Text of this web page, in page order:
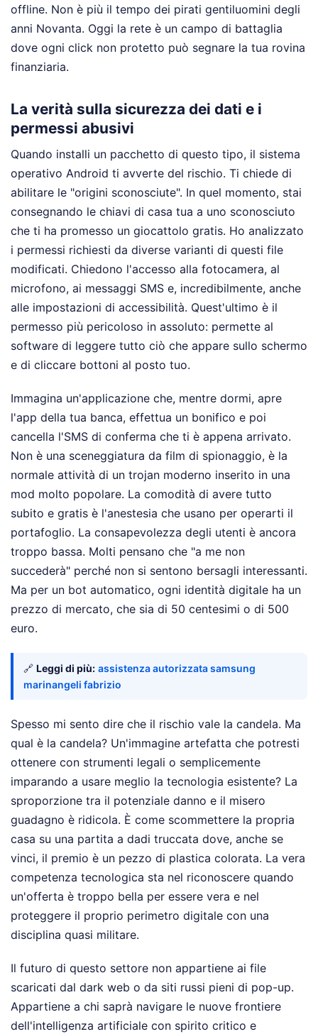
offline. Non è più il tempo dei pirati gentiluomini degli
anni Novanta. Oggi la rete è un campo di battaglia
dove ogni click non protetto può segnare la tua rovina
finanziaria.
La verità sulla sicurezza dei dati e i
permessi abusivi
Quando installi un pacchetto di questo tipo, il sistema
operativo Android ti avverte del rischio. Ti chiede di
abilitare le "origini sconosciute". In quel momento, stai
consegnando le chiavi di casa tua a uno sconosciuto
che ti ha promesso un giocattolo gratis. Ho analizzato
i permessi richiesti da diverse varianti di questi file
modificati. Chiedono l'accesso alla fotocamera, al
microfono, ai messaggi SMS e, incredibilmente, anche
alle impostazioni di accessibilità. Quest'ultimo è il
permesso più pericoloso in assoluto: permette al
software di leggere tutto ciò che appare sullo schermo
e di cliccare bottoni al posto tuo.
Immagina un'applicazione che, mentre dormi, apre
l'app della tua banca, effettua un bonifico e poi
cancella l'SMS di conferma che ti è appena arrivato.
Non è una sceneggiatura da film di spionaggio, è la
normale attività di un trojan moderno inserito in una
mod molto popolare. La comodità di avere tutto
subito e gratis è l'anestesia che usano per operarti il
portafoglio. La consapevolezza degli utenti è ancora
troppo bassa. Molti pensano che "a me non
succederà" perché non si sentono bersagli interessanti.
Ma per un bot automatico, ogni identità digitale ha un
prezzo di mercato, che sia di 50 centesimi o di 500
euro.
🔗 Leggi di più: assistenza autorizzata samsung
marinangeli fabrizio
Spesso mi sento dire che il rischio vale la candela. Ma
qual è la candela? Un'immagine artefatta che potresti
ottenere con strumenti legali o semplicemente
imparando a usare meglio la tecnologia esistente? La
sproporzione tra il potenziale danno e il misero
guadagno è ridicola. È come scommettere la propria
casa su una partita a dadi truccata dove, anche se
vinci, il premio è un pezzo di plastica colorata. La vera
competenza tecnologica sta nel riconoscere quando
un'offerta è troppo bella per essere vera e nel
proteggere il proprio perimetro digitale con una
disciplina quasi militare.
Il futuro di questo settore non appartiene ai file
scaricati dal dark web o da siti russi pieni di pop-up.
Appartiene a chi saprà navigare le nuove frontiere
dell'intelligenza artificiale con spirito critico e